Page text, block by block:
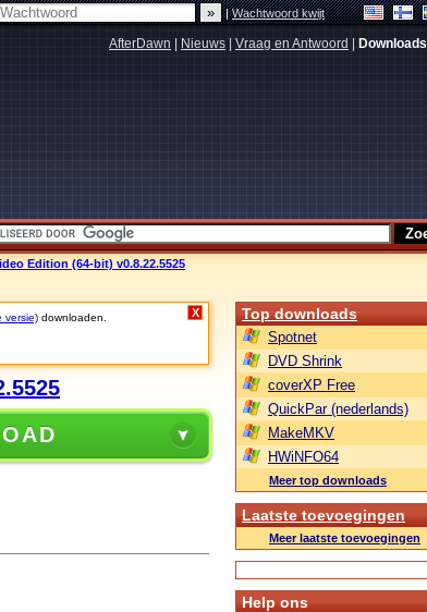
|Wachtwoord kwijt
AfterDawn Nieuws Vraag en Antwoord Downloads
Edition (64-bit) v0.8.22.5525
versie) downloaden. X Top downloads
Spotnet
DVD Shrink
coverXP Free
QuickPar (nederlands)
MakeMKV
HWiNFO64
Meer top downloads
Laatste toevoegingen
Meer laatste toevoegingen
Help ons